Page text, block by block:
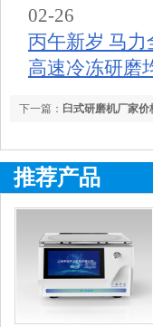
02-26
丙午新岁 马力
高速冷冻研磨
下一篇： 臼式研磨机厂家价
推荐产品